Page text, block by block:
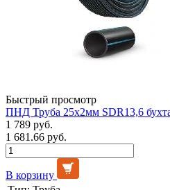
Быстрый просмотр
ПНД Труба 25х2мм SDR13,6
1 789 руб.
1 681.66 руб.
В корзину